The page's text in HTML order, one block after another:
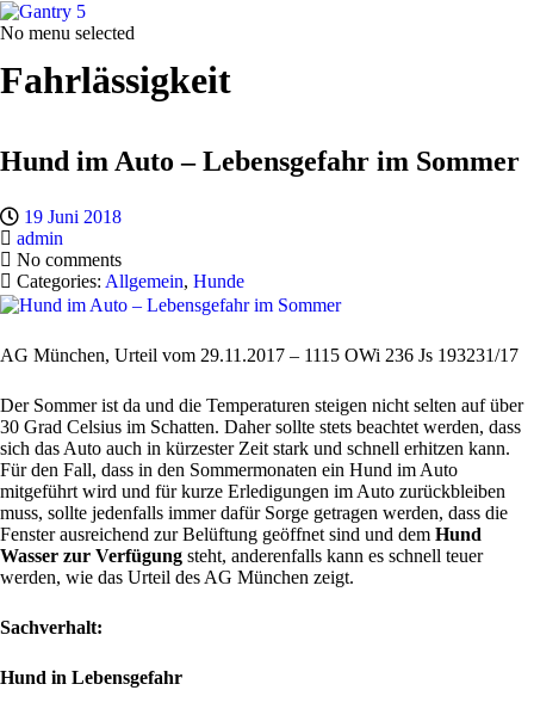
No menu selected
Fahrlässigkeit
Hund im Auto – Lebensgefahr im Sommer
19 Juni 2018
admin
No comments
Categories: Allgemein, Hunde
AG München, Urteil vom 29.11.2017 – 1115 OWi 236 Js 193231/17
Der Sommer ist da und die Temperaturen steigen nicht selten auf über
30 Grad Celsius im Schatten. Daher sollte stets beachtet werden, dass
sich das Auto auch in kürzester Zeit stark und schnell erhitzen kann.
Für den Fall, dass in den Sommermonaten ein Hund im Auto
mitgeführt wird und für kurze Erledigungen im Auto zurückbleiben
muss, sollte jedenfalls immer dafür Sorge getragen werden, dass die
Fenster ausreichend zur Belüftung geöffnet sind und dem Hund
Wasser zur Verfügung steht, anderenfalls kann es schnell teuer
werden, wie das Urteil des AG München zeigt.
Sachverhalt:
Hund in Lebensgefahr